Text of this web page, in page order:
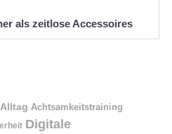
als zeitlose Accessoires
Achtsamkeitstraining
Digitale